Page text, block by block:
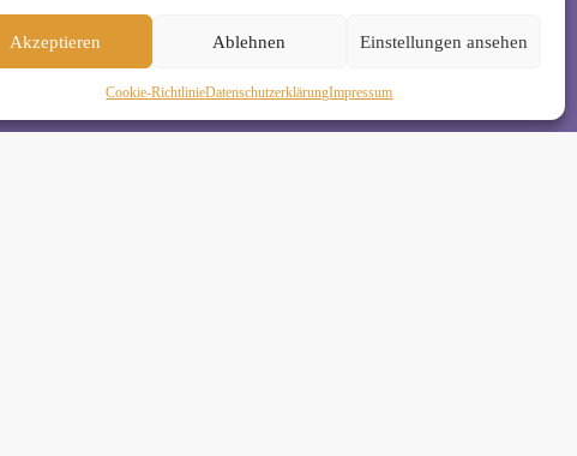
Akzeptieren Ablehnen Einstellungen ansehen
Cookie-RichtlinieDaten­schutz­erklä­rungImpressum
wieder abmelden. Alle Details zur Nutzung